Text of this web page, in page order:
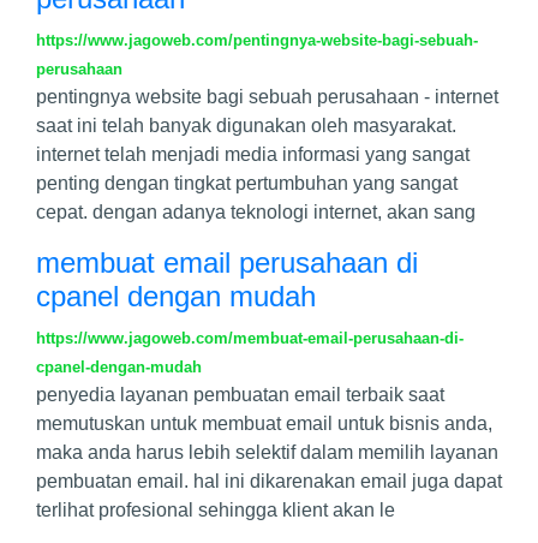
https://www.jagoweb.com/pentingnya-website-bagi-sebuah-
perusahaan
pentingnya website bagi sebuah perusahaan - internet
saat ini telah banyak digunakan oleh masyarakat.
internet telah menjadi media informasi yang sangat
penting dengan tingkat pertumbuhan yang sangat
cepat. dengan adanya teknologi internet, akan sang
membuat email perusahaan di
cpanel dengan mudah
https://www.jagoweb.com/membuat-email-perusahaan-di-
cpanel-dengan-mudah
penyedia layanan pembuatan email terbaik saat
memutuskan untuk membuat email untuk bisnis anda,
maka anda harus lebih selektif dalam memilih layanan
pembuatan email. hal ini dikarenakan email juga dapat
terlihat profesional sehingga klient akan le